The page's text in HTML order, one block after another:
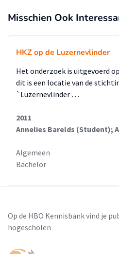
Misschien Ook
HKZ op de Luzernevlinder
Het onderzoek is uitgevoerd
dit is een locatie van de
`Luzernevlinder …
2011
Annelies Barelds (Student);
Algemeen
Bachelor
Op de HBO Kennisbank vind je
hogescholen